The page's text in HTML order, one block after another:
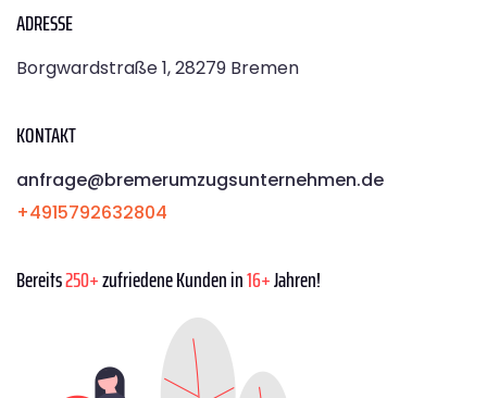
ADRESSE
Borgwardstraße 1, 28279 Bremen
KONTAKT
anfrage@bremerumzugsunternehmen.de
+4915792632804
Bereits250+zufriedene Kunden in16+Jahren!